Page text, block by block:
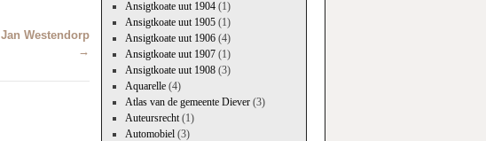
Westendorp
→
Ansigtkoate uut 1904(1)
Ansigtkoate uut 1905(1)
Ansigtkoate uut 1906(4)
Ansigtkoate uut 1907(1)
Ansigtkoate uut 1908(3)
Aquarelle(4)
Atlas van de gemeente Diever(3)
Auteursrecht(1)
Automobiel(3)